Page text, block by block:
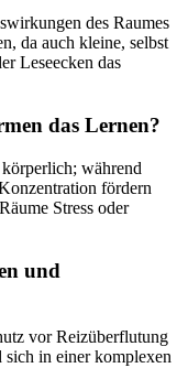
des Raumes
da auch kleine, selbst
Leseecken das
das Lernen?
während
fördern
Stress oder
und
vor Reizüberflutung
in einer komplexen